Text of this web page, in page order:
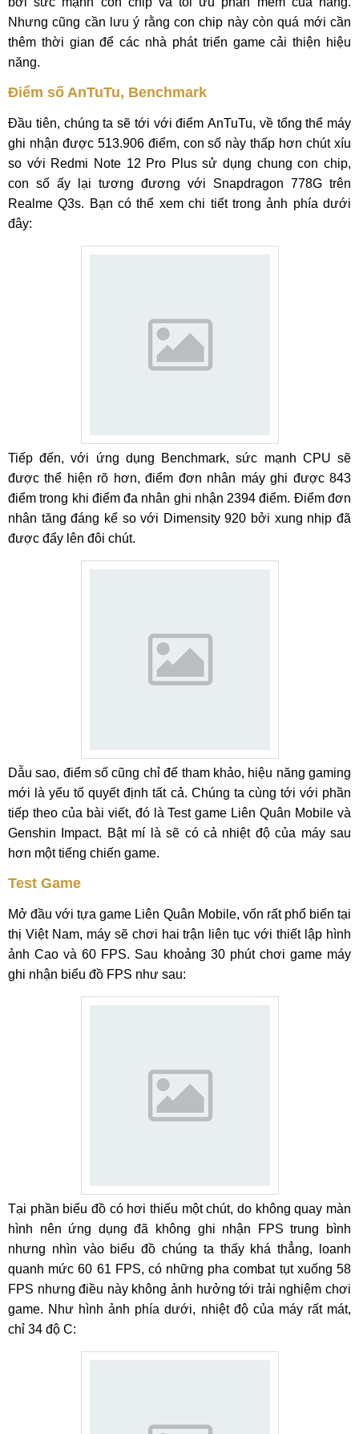
Nhưng cũng cần lưu ý rằng con chip này còn quá mới cần
thêm thời gian để các nhà phát triển game cải thiện hiệu
năng.
Điểm số AnTuTu, Benchmark
Đầu tiên, chúng ta sẽ tới với điểm AnTuTu, về tổng thể máy
ghi nhận được 513.906 điểm, con số này thấp hơn chút xíu
so với Redmi Note 12 Pro Plus sử dụng chung con chip,
con số ấy lại tương đương với Snapdragon 778G trên
Realme Q3s. Bạn có thể xem chi tiết trong ảnh phía dưới
đây:
Tiếp đến, với ứng dụng Benchmark, sức mạnh CPU sẽ
được thể hiện rõ hơn, điểm đơn nhân máy ghi được 843
điểm trong khi điểm đa nhân ghi nhận 2394 điểm. Điểm đơn
nhân tăng đáng kể so với Dimensity 920 bởi xung nhịp đã
được đẩy lên đôi chút.
Dẫu sao, điểm số cũng chỉ để tham khảo, hiệu năng gaming
mới là yếu tố quyết định tất cả. Chúng ta cùng tới với phần
tiếp theo của bài viết, đó là Test game Liên Quân Mobile và
Genshin Impact. Bật mí là sẽ có cả nhiệt độ của máy sau
hơn một tiếng chiến game.
Test Game
Mở đầu với tựa game Liên Quân Mobile, vốn rất phổ biến tại
thị Việt Nam, máy sẽ chơi hai trận liên tục với thiết lập hình
ảnh Cao và 60 FPS. Sau khoảng 30 phút chơi game máy
ghi nhận biểu đồ FPS như sau:
Tại phần biểu đồ có hơi thiếu một chút, do không quay màn
hình nên ứng dụng đã không ghi nhận FPS trung bình
nhưng nhìn vào biểu đồ chúng ta thấy khá thẳng, loanh
quanh mức 60 61 FPS, có những pha combat tụt xuống 58
FPS nhưng điều này không ảnh hưởng tới trải nghiệm chơi
game. Như hình ảnh phía dưới, nhiệt độ của máy rất mát,
chỉ 34 độ C: